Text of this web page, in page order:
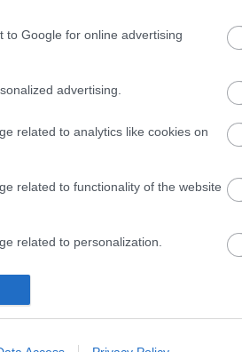
to Google for online advertising
advertising.
related to analytics like cookies on
related to functionality of the website
related to personalization.
related to security, including
and other user protection.
sorozat
– amerikai komikus,
Schoolboys In Disgrace
TOVÁBB →
komment
melynek tagjai